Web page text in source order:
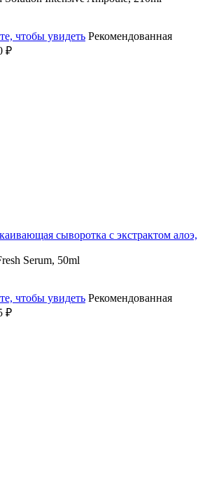
чтобы увидеть Рекомендованная
₽
сыворотка с экстрактом алоэ,
Serum, 50ml
чтобы увидеть Рекомендованная
₽